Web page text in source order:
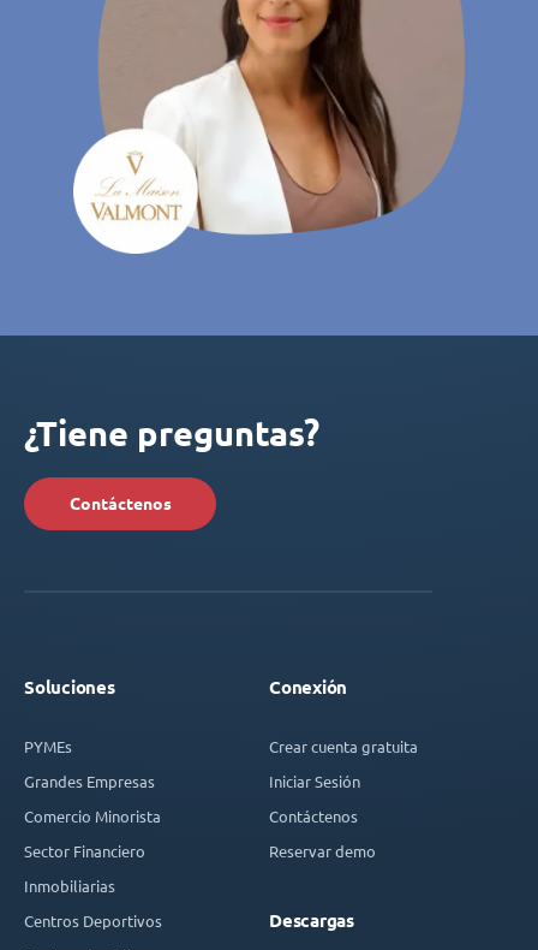
¿Tiene preguntas?
Contáctenos
Soluciones
PYMEs
Grandes Empresas
Comercio Minorista
Sector Financiero
Inmobiliarias
Centros Deportivos
Conexión
Crear cuenta gratuita
Iniciar Sesión
Contáctenos
Reservar demo
Descargas